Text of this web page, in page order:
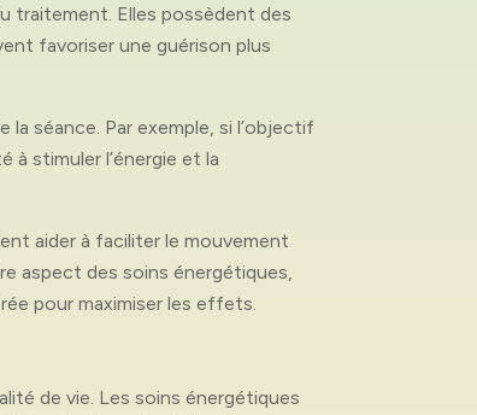
traitement. Elles possèdent des
favoriser une guérison plus
la séance. Par exemple, si l’objectif
stimuler l’énergie et la
aider à faciliter le mouvement
aspect des soins énergétiques,
pour maximiser les effets.
de vie. Les soins énergétiques